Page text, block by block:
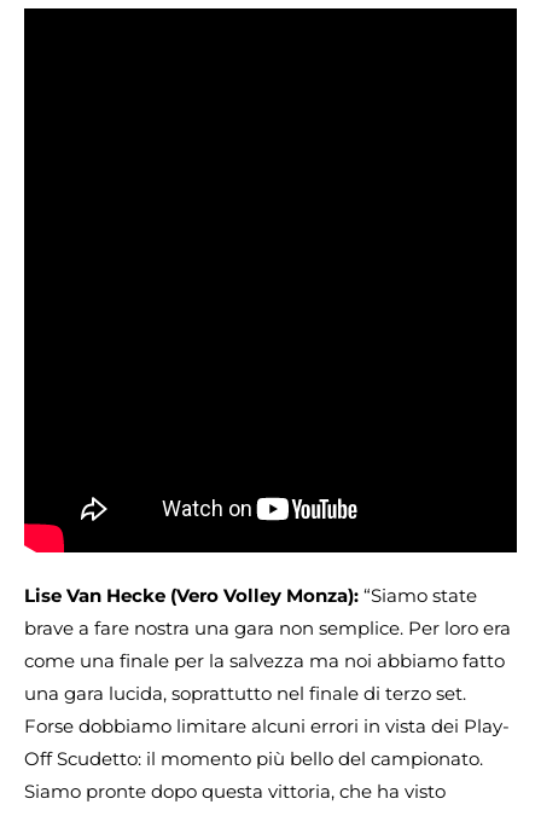
Lise Van Hecke (Vero Volley Monza): “Siamo state
brave a fare nostra una gara non semplice. Per loro era
come una finale per la salvezza ma noi abbiamo fatto
una gara lucida, soprattutto nel finale di terzo set.
Forse dobbiamo limitare alcuni errori in vista dei Play-
Off Scudetto: il momento più bello del campionato.
Siamo pronte dopo questa vittoria, che ha visto